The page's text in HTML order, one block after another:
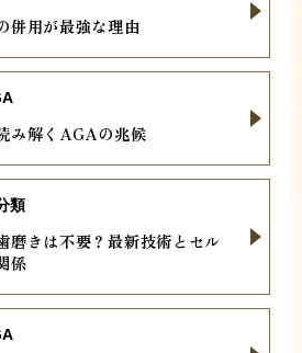
併用が最強な理由
み解くAGAの兆候
磨きは不要？最新技術とセル
係
類